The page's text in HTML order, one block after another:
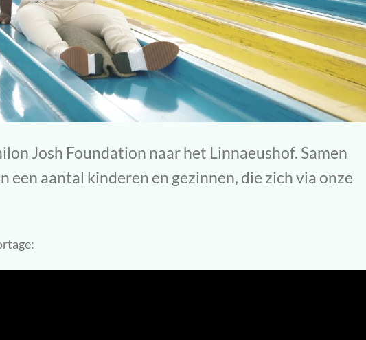
Josh Foundation naar het Linnaeushof. Samen
een aantal kinderen en gezinnen, die zich via onze